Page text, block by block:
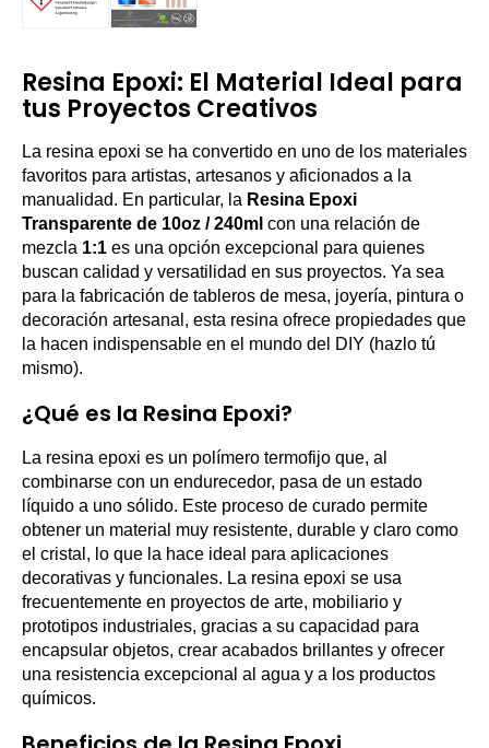
Resina Epoxi: El Material Ideal para
tus Proyectos Creativos
La resina epoxi se ha convertido en uno de los materiales
favoritos para artistas, artesanos y aficionados a la
manualidad. En particular, la Resina Epoxi
Transparente de 10oz / 240ml con una relación de
mezcla 1:1 es una opción excepcional para quienes
buscan calidad y versatilidad en sus proyectos. Ya sea
para la fabricación de tableros de mesa, joyería, pintura o
decoración artesanal, esta resina ofrece propiedades que
la hacen indispensable en el mundo del DIY (hazlo tú
mismo).
¿Qué es la Resina Epoxi?
La resina epoxi es un polímero termofijo que, al
combinarse con un endurecedor, pasa de un estado
líquido a uno sólido. Este proceso de curado permite
obtener un material muy resistente, durable y claro como
el cristal, lo que la hace ideal para aplicaciones
decorativas y funcionales. La resina epoxi se usa
frecuentemente en proyectos de arte, mobiliario y
prototipos industriales, gracias a su capacidad para
encapsular objetos, crear acabados brillantes y ofrecer
una resistencia excepcional al agua y a los productos
químicos.